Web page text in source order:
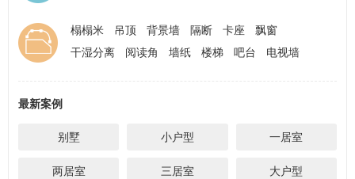
榻榻米 吊顶 背景墙 隔断 卡座
飘窗
干湿分离
阅读角 墙纸 楼梯 吧台
电视墙
最新案例
别墅 小户型 一居室
两居室 三居室 大户型